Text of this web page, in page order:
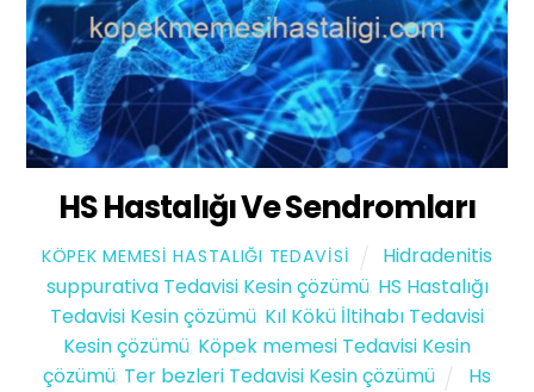
HS Hastalığı Ve Sendromları
KÖPEK MEMESI HASTALIĞI TEDAVISI
Hidradenitis
suppurativa Tedavisi Kesin çözümü, HS Hastalığı
Tedavisi Kesin çözümü Kıl Kökü İltihabı Tedavisi
Kesin çözümü Köpek memesi Tedavisi Kesin
çözümü Ter bezleri Tedavisi Kesin çözümü
Hs